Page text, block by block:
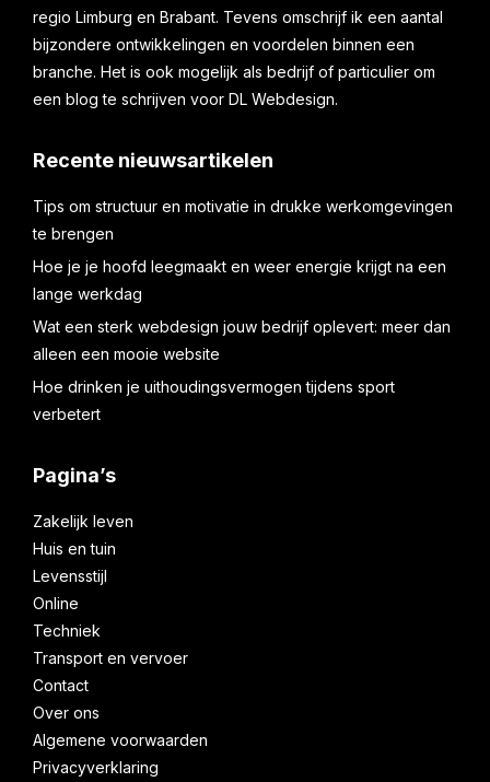
regio Limburg en Brabant. Tevens omschrijf ik een aantal
bijzondere ontwikkelingen en voordelen binnen een
branche. Het is ook mogelijk als bedrijf of particulier om
een blog te schrijven voor DL Webdesign.
Recente nieuwsartikelen
Tips om structuur en motivatie in drukke werkomgevingen
te brengen
Hoe je je hoofd leegmaakt en weer energie krijgt na een
lange werkdag
Wat een sterk webdesign jouw bedrijf oplevert: meer dan
alleen een mooie website
Hoe drinken je uithoudingsvermogen tijdens sport
verbetert
Pagina’s
Zakelijk leven
Huis en tuin
Levensstijl
Online
Techniek
Transport en vervoer
Contact
Over ons
Algemene voorwaarden
Privacyverklaring